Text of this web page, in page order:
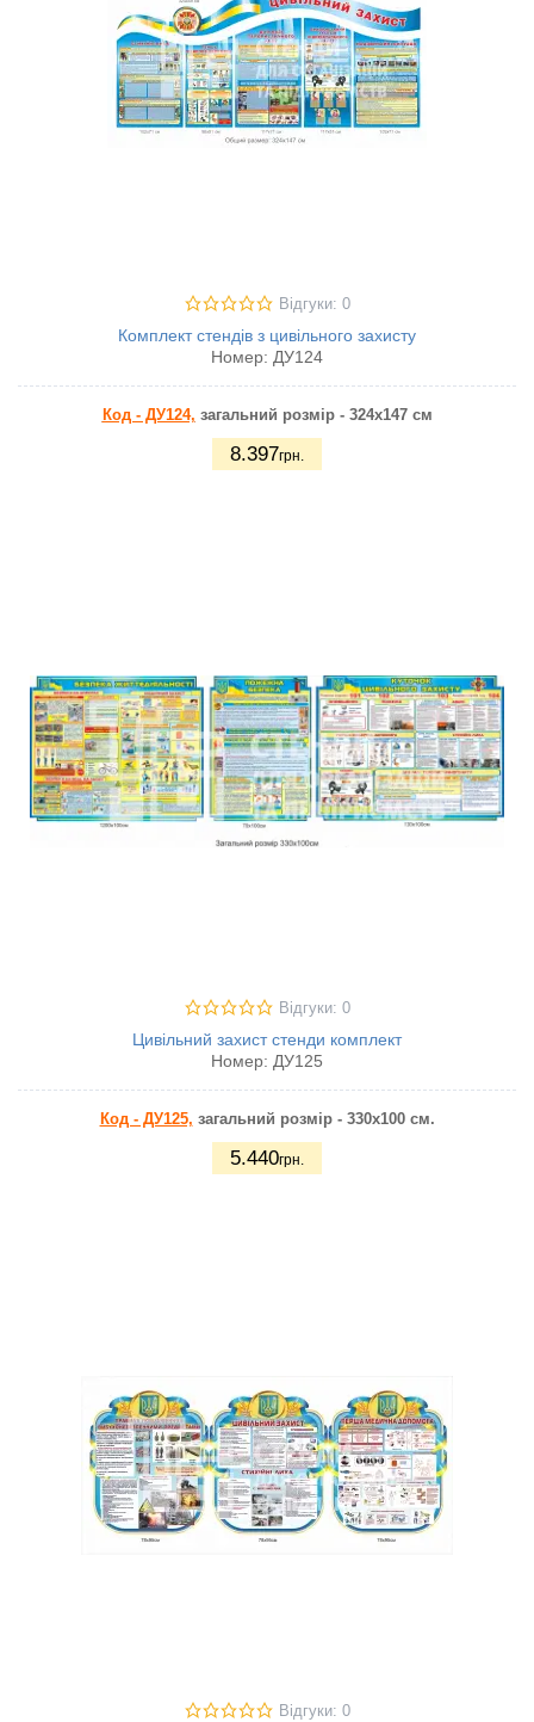
Відгуки: 0
Комплект стендів з цивільного захисту
Номер: ДУ124
Код - ДУ124, загальний розмір - 324х147 см
8.397грн.
Відгуки: 0
Цивільний захист стенди комплект
Номер: ДУ125
Код - ДУ125, загальний розмір - 330х100 см.
5.440грн.
Відгуки: 0